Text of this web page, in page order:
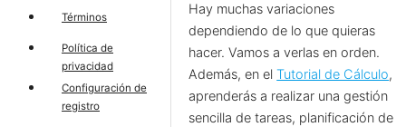
Términos
Política de
privacidad
Configuración de
registro
Hay muchas variaciones
dependiendo de lo que quieras
hacer. Vamos a verlas en orden.
Además, en elTutorial de Cálculo,
aprenderás a realizar una gestión
sencilla de tareas, planificación de